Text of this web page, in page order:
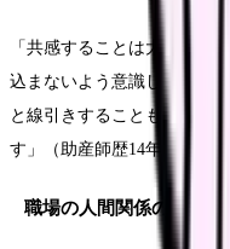
「共感することは大切です
込まないよう意識していま
と線引きすることも、長く
す」（助産師歴14年・Qさん
職場の人間関係の構築